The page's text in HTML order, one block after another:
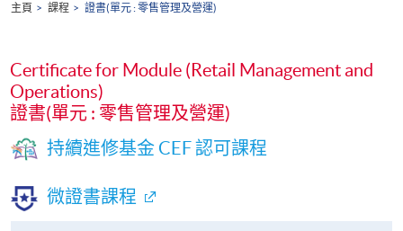
主頁 課程 證書(單元 : 零售管理及營運)
Certificate for Module (Retail Management and
Operations)
證書(單元 : 零售管理及營運)
持續進修基金 CEF 認可課程
微證書課程